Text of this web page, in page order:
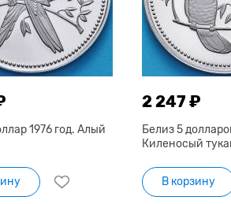
1976 год. Алый
2 247 ₽
Белиз 5
Киленосый
В корзину